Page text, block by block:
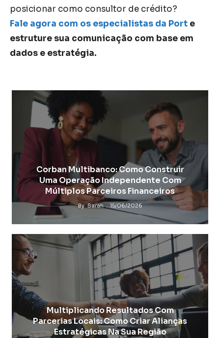
posicionar como consultor de crédito?
Fale agora com os especialistas da Port e
estruture sua comunicação com base em
dados e estratégia.
Corban Multibanco: Como Construir
Uma Operação Independente Com
Múltiplos Parceiros Financeiros
By Sarah 15/06/2026
Multiplicando Resultados Com
Parcerias Locais: Como Criar Alianças
Estratégicas Na Sua Região